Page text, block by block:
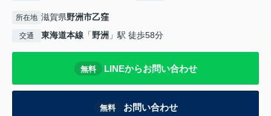
所在地 滋賀県野洲市乙窪
交通 東海道本線 「野洲 」駅 徒歩58分
無料 LINEからお問い合わせ
無料 お問い合わせ